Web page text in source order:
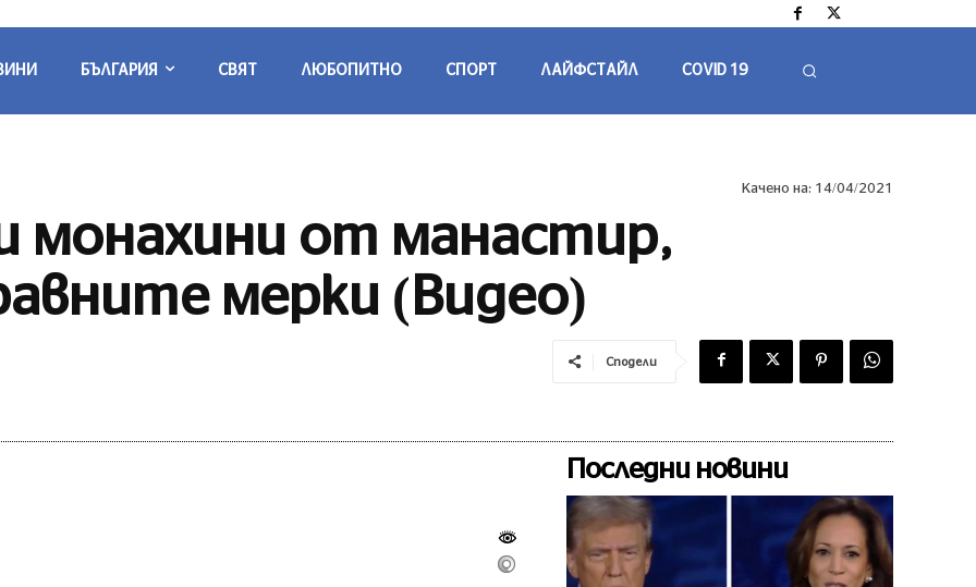
БЪЛГАРИЯ СВЯТ ЛЮБОПИТНО СПОРТ ЛАЙФСТАЙЛ COVID 19
Качено на: 14/04/2021
монахини от манастир,
мерки (Видео)
Сподели
Последни новини